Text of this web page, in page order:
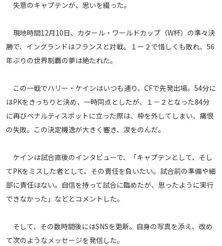
ABEMAの視聴について
失意のキャプテンが、思いを綴った。
現地時間12月10日、カタール・ワールドカップ（W杯）の準々決
勝で、イングランドはフランスと対戦。１ー２で惜しくも敗れ、56
年ぶりの世界制覇の夢は絶たれた。
この一戦でハリー・ケインはいつも通り、CFで先発出場。54分に
はPKをきっちりと決め、一時同点としたが、１－２となった84分
に再びペナルティスポットに立った際は、枠を外してしまい、痛恨
の失敗。この決定機逸が大きく響き、涙をのんだ。
ケインは試合直後のインタビューで、「キャプテンとして、そし
てPKをミスした者として、その責任を負いたい。試合前の準備や細
部に責任はない。自信を持って試合に臨めたが、思ったように実行
できなかった」などとコメントした。
そして、その数時間後にはSNSを更新。自身の写真を添え、改め
て次のようなメッセージを発信した。